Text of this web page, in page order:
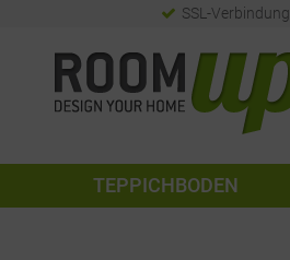
SSL-Verbindung
TEPPICHBODEN